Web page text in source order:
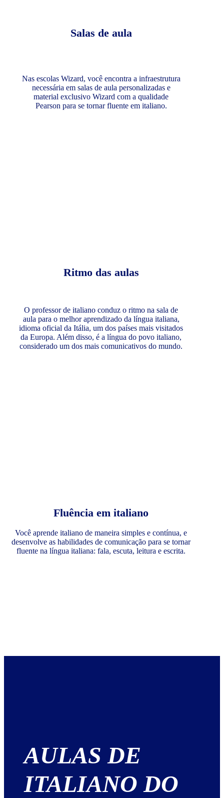
Salas de aula
Nas escolas Wizard, você encontra a infraestrutura
necessária em salas de aula personalizadas e
material exclusivo Wizard com a qualidade
Pearson para se tornar fluente em italiano.
Ritmo das aulas
O professor de italiano conduz o ritmo na sala de
aula para o melhor aprendizado da língua italiana,
idioma oficial da Itália, um dos países mais visitados
da Europa. Além disso, é a língua do povo italiano,
considerado um dos mais comunicativos do mundo.
Fluência em italiano
Você aprende italiano de maneira simples e contínua, e
desenvolve as habilidades de comunicação para se tornar
fluente na língua italiana: fala, escuta, leitura e escrita.
AULAS DE
ITALIANO DO